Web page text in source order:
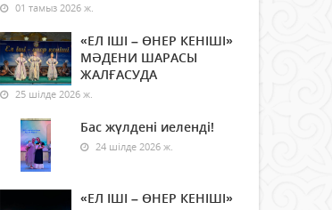
01 тамыз 2026 ж.
«ЕЛ ІШІ – ӨНЕР КЕНІШІ»
МӘДЕНИ ШАРАСЫ
ЖАЛҒАСУДА
25 шілде 2026 ж.
Бас жүлдені иеленді!
24 шілде 2026 ж.
«ЕЛ ІШІ – ӨНЕР КЕНІШІ»